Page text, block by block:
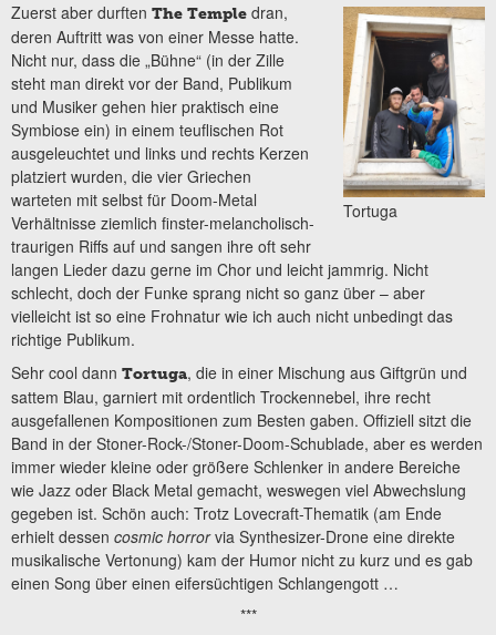
Tortuga
Zuerst aber durften The Temple dran,
deren Auftritt was von einer Messe hatte.
Nicht nur, dass die „Bühne“ (in der Zille
steht man direkt vor der Band, Publikum
und Musiker gehen hier praktisch eine
Symbiose ein) in einem teuflischen Rot
ausgeleuchtet und links und rechts Kerzen
platziert wurden, die vier Griechen
warteten mit selbst für Doom-Metal
Verhältnisse ziemlich finster-melancholisch-
traurigen Riffs auf und sangen ihre oft sehr
langen Lieder dazu gerne im Chor und leicht jammrig. Nicht
schlecht, doch der Funke sprang nicht so ganz über – aber
vielleicht ist so eine Frohnatur wie ich auch nicht unbedingt das
richtige Publikum.
Sehr cool dann Tortuga, die in einer Mischung aus Giftgrün und
sattem Blau, garniert mit ordentlich Trockennebel, ihre recht
ausgefallenen Kompositionen zum Besten gaben. Offiziell sitzt die
Band in der Stoner-Rock-/Stoner-Doom-Schublade, aber es werden
immer wieder kleine oder größere Schlenker in andere Bereiche
wie Jazz oder Black Metal gemacht, weswegen viel Abwechslung
gegeben ist. Schön auch: Trotz Lovecraft-Thematik (am Ende
erhielt dessen cosmic horrorvia Synthesizer-Drone eine direkte
musikalische Vertonung) kam der Humor nicht zu kurz und es gab
einen Song über einen eifersüchtigen Schlangengott …
***